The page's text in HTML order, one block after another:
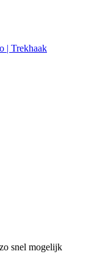
| Trekhaak
snel mogelijk